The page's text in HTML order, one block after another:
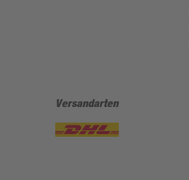
Versandarten